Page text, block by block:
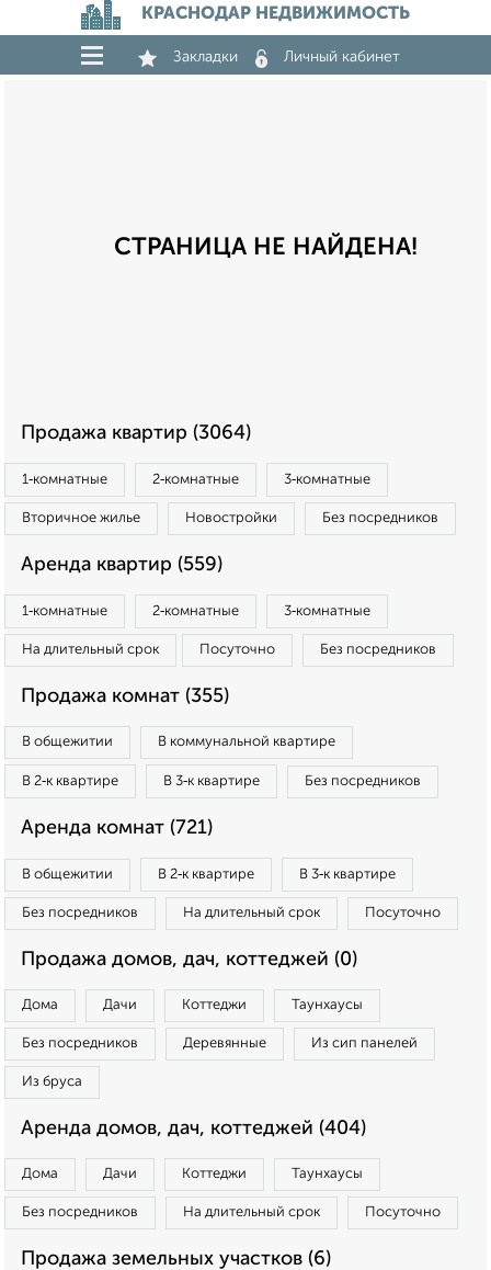
КРАСНОДАР НЕДВИЖИМОСТЬ
Закладки Личный кабинет
СТРАНИЦА НЕ НАЙДЕНА!
Продажа квартир (3064)
1‑комнатные 2‑комнатные 3‑комнатные
Вторичное жилье Новостройки Без посредников
Аренда квартир (559)
1‑комнатные 2‑комнатные 3‑комнатные
На длительный срок Посуточно Без посредников
Продажа комнат (355)
В общежитии В коммунальной квартире
В 2‑к квартире В 3‑к квартире Без посредников
Аренда комнат (721)
В общежитии В 2‑к квартире В 3‑к квартире
Без посредников На длительный срок Посуточно
Продажа домов, дач, коттеджей (0)
Дома Дачи Коттеджи Таунхаусы
Без посредников Деревянные Из сип панелей
Из бруса
Аренда домов, дач, коттеджей (404)
Дома Дачи Коттеджи Таунхаусы
Без посредников На длительный срок Посуточно
Продажа земельных участков (6)